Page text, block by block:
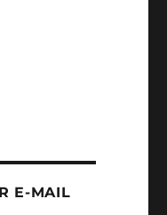
E-MAIL